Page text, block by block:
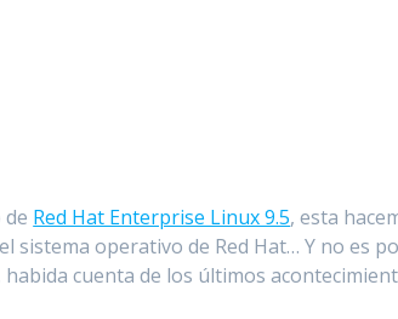
Red Hat Enterprise Linux 9.5, esta
sistema operativo de Red Hat… Y no es
cuenta de los últimos